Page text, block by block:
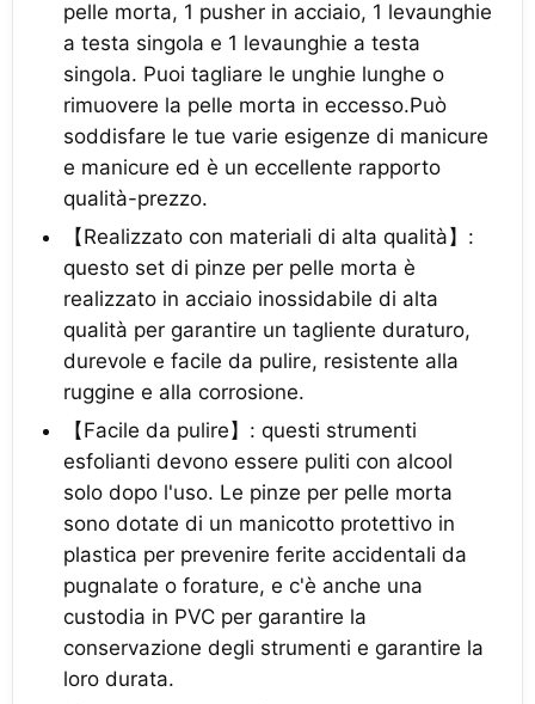
pelle morta, 1 pusher in acciaio, 1 levaunghie
a testa singola e 1 levaunghie a testa
singola. Puoi tagliare le unghie lunghe o
rimuovere la pelle morta in eccesso.Può
soddisfare le tue varie esigenze di manicure
e manicure ed è un eccellente rapporto
qualità-prezzo.
【Realizzato con materiali di alta qualità】:
questo set di pinze per pelle morta è
realizzato in acciaio inossidabile di alta
qualità per garantire un tagliente duraturo,
durevole e facile da pulire, resistente alla
ruggine e alla corrosione.
【Facile da pulire】: questi strumenti
esfolianti devono essere puliti con alcool
solo dopo l'uso. Le pinze per pelle morta
sono dotate di un manicotto protettivo in
plastica per prevenire ferite accidentali da
pugnalate o forature, e c'è anche una
custodia in PVC per garantire la
conservazione degli strumenti e garantire la
loro durata.